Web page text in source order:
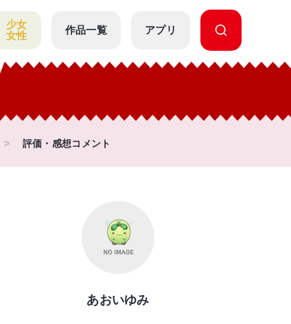
少女
女性
作品一覧 アプリ
評価・感想コメント
あおいゆみ